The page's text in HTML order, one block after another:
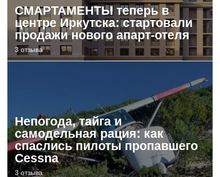
СМАРТАМЕНТЫ теперь в
центре Иркутска: стартовали
продажи нового апарт-отеля
3 отзыва
Непогода, тайга и
самодельная рация: как
спаслись пилоты пропавшего
Cessna
3 отзыва